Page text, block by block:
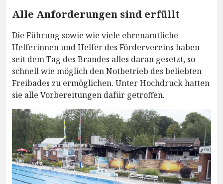
Alle Anforderungen sind erfüllt
Die Führung sowie wie viele ehrenamtliche
Helferinnen und Helfer des Fördervereins haben
seit dem Tag des Brandes alles daran gesetzt, so
schnell wie möglich den Notbetrieb des beliebten
Freibades zu ermöglichen. Unter Hochdruck hatten
sie alle Vorbereitungen dafür getroffen.